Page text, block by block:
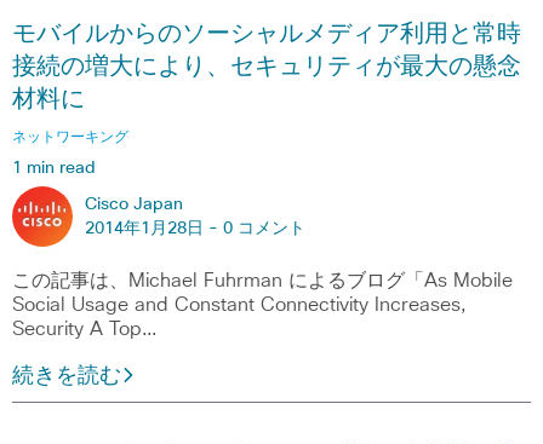
モバイルからのソーシャルメディア利用と常時
接続の増大により、セキュリティが最大の懸念
材料に
ネットワーキング
1 min read
Cisco Japan
2014年1月28日 - 0 コメント
この記事は、Michael Fuhrman によるブログ「As Mobile
Social Usage and Constant Connectivity Increases,
Security A Top…
続きを読む